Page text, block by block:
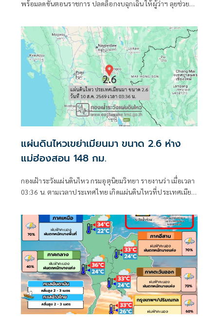
พร้อมลดขั้นตอนราชการ ปลดล็อกงบฉุกเฉิน ให้ผู้ว่าฯ ลุยช่วย
แผ่นดินไหวเขย่าเมียนมา ขนาด 2.6 ห่าง
แม่ฮ่องสอน 148 กม.
กองเฝ้าระวังแผ่นดินไหว กรมอุตุนิยมวิทยา รายงานว่า เมื่อเวลา
03:36 น. ตามเวลาประเทศไทย เกิดแผ่นดินไหวที่ประเทศเมีย